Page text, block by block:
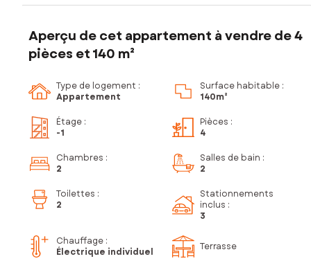
Aperçu de cet appartement à vendre de 4
pièces et 140 m²
Type de logement :
Appartement
Surface habitable :
140m²
Étage :
-1
Pièces :
4
Chambres :
2
Salles de bain :
2
Toilettes :
2
Stationnements
inclus :
3
Chauffage :
Électrique individuel
Terrasse